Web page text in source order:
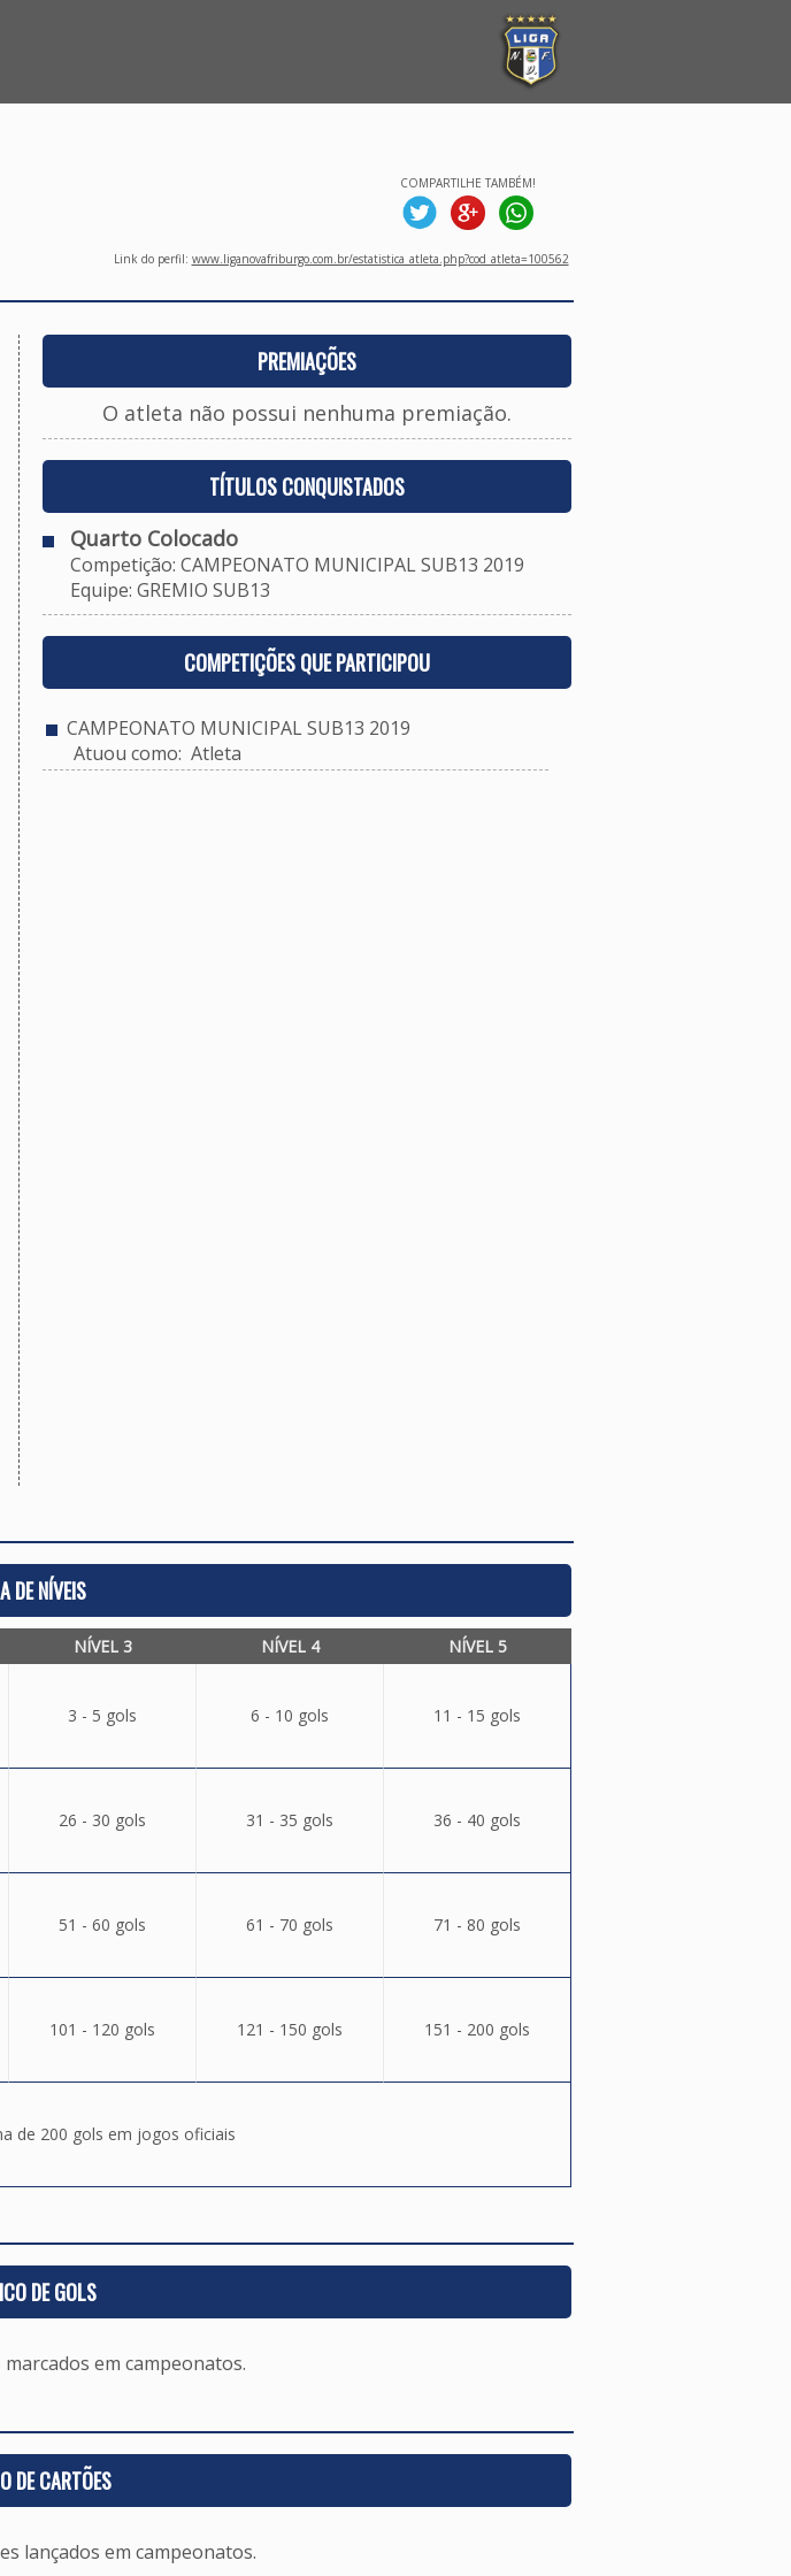
COMPARTILHE TAMBÉM!
Link do perfil: www.liganovafriburgo.com.br/estatistica_atleta.php?cod_atleta=100562
PREMIAÇÕES
O atleta não possui nenhuma premiação.
TÍTULOS CONQUISTADOS
Quarto Colocado
Competição: CAMPEONATO MUNICIPAL SUB13 2019
Equipe: GREMIO SUB13
COMPETIÇÕES QUE PARTICIPOU
CAMPEONATO MUNICIPAL SUB13 2019
Atuou como: Atleta
DE NÍVEIS
NÍVEL 3 NÍVEL 4 NÍVEL 5
3 - 5 gols 6 - 10 gols 11 - 15 gols
26 - 30 gols 31 - 35 gols 36 - 40 gols
51 - 60 gols 61 - 70 gols 71 - 80 gols
101 - 120 gols 121 - 150 gols 151 - 200 gols
de 200 gols em jogos oficiais
DE GOLS
em campeonatos.
DE CARTÕES
lançados em campeonatos.